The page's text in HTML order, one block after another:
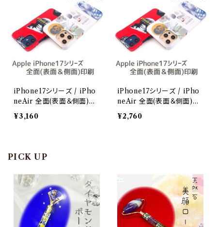
iPhone17シリーズ / iPho
neAir 全面(表面＆側面)印
刷スマホケース オーダーメ
イドiPhone Air
¥3,160
iPhone17シリーズ / iPho
neAir 全面(表面＆側面)印
刷スマホケース オーダーメ
イドiPhone17e
¥2,760
PICK UP